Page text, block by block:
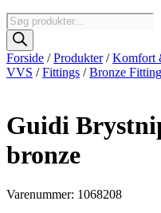
Products
search
Forside /Produkter/Komfort
VVS /Fittings /Bronze
Guidi
bronze
Varenummer: 1068208